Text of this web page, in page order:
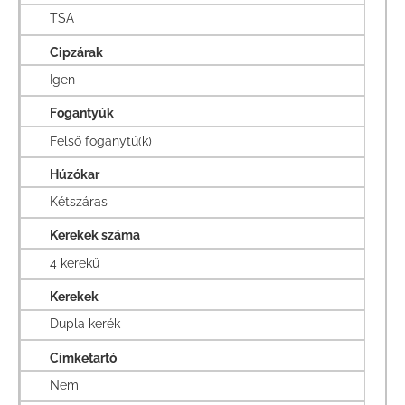
TSA
Cipzárak
Igen
Fogantyúk
Felső foganytú(k)
Húzókar
Kétszáras
Kerekek száma
4 kerekű
Kerekek
Dupla kerék
Címketartó
Nem